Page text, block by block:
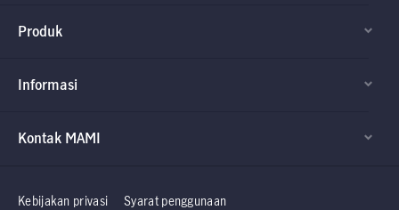
Produk
Informasi
Factsheet dan
Kontak MAMI
Kebijakan privasi Syarat penggunaan